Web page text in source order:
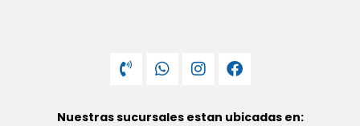
Nuestras sucursales estan ubicadas en: